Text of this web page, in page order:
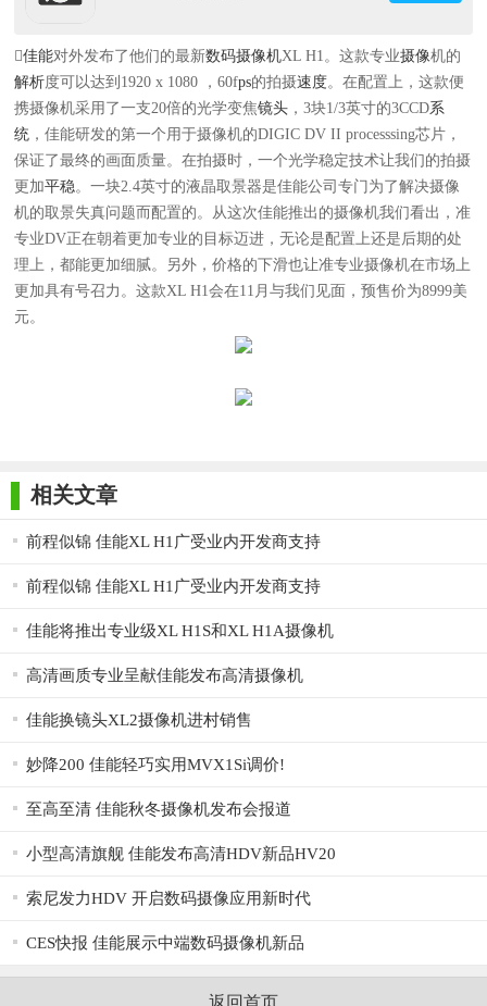
佳能对外发布了他们的最新数码摄像机XL H1。这款专业摄像机的
解析度可以达到1920 x 1080 ，60fps的拍摄速度。在配置上，这款便
携摄像机采用了一支20倍的光学变焦镜头 ，3块1/3英寸的3CCD系
统 ，佳能研发的第一个用于摄像机的DIGIC DV II processsing芯片，
保证了最终的画面质量。在拍摄时，一个光学稳定技术让我们的拍摄
更加平稳。一块2.4英寸的液晶取景器是佳能公司专门为了解决摄像
机的取景失真问题而配置的。从这次佳能推出的摄像机我们看出，准
专业DV正在朝着更加专业的目标迈进，无论是配置上还是后期的处
理上，都能更加细腻。另外，价格的下滑也让准专业摄像机在市场上
更加具有号召力。这款XL H1会在11月与我们见面，预售价为8999美
元。
相关文章
前程似锦 佳能XL H1广受业内开发商支持
前程似锦 佳能XL H1广受业内开发商支持
佳能将推出专业级XL H1S和XL H1A摄像机
高清画质专业呈献佳能发布高清摄像机
佳能换镜头XL2摄像机进村销售
妙降200 佳能轻巧实用MVX1Si调价!
至高至清 佳能秋冬摄像机发布会报道
小型高清旗舰 佳能发布高清HDV新品HV20
索尼发力HDV 开启数码摄像应用新时代
CES快报 佳能展示中端数码摄像机新品
返回首页